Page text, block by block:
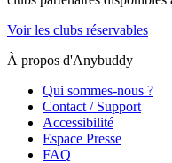
Voir les clubs réservables
À propos d'Anybuddy
Qui sommes-nous ?
Contact / Support
Accessibilité
Espace Presse
FAQ